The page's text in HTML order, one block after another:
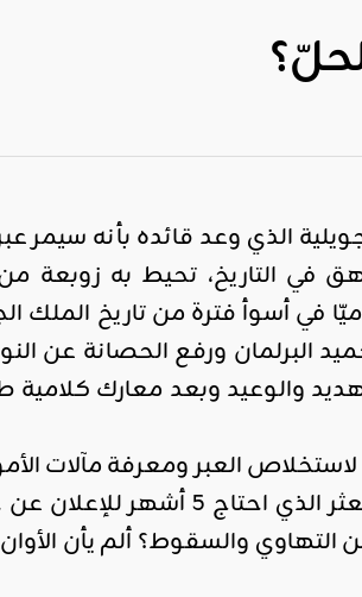
أشهر مرّت على انطلاق قطار 25 جويلية
في التاريخ، تحيط به زوبعة
في أسوأ فترة من تاريخ الملك
البرلمان ورفع الحصانة عن
والوعيد وبعد معارك كلامية
العبر ومعرفة مآلات
الرئيس بالبلاد من خلال هذا
التهاوي والسقوط؟ ألم يأن